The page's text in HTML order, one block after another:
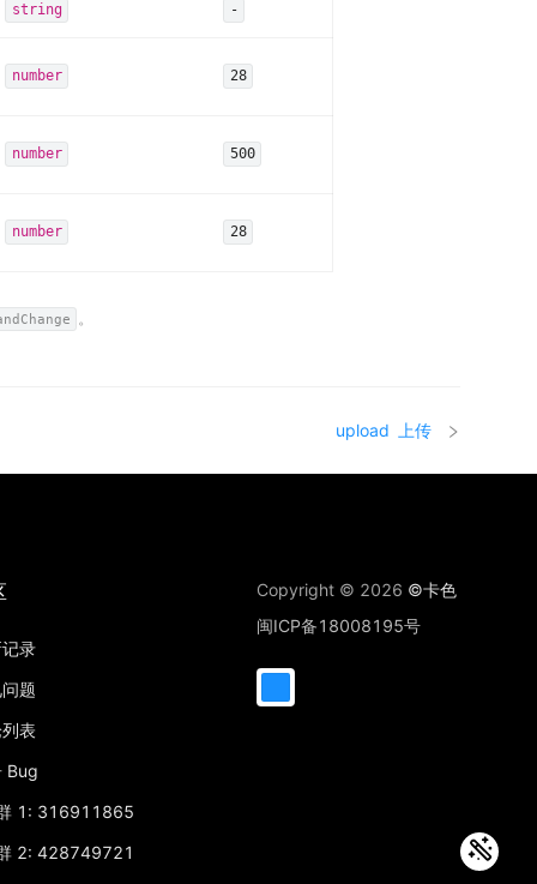
string -
number 28
number 500
number 28
。
upload 上传
录
题
表
Bug
1: 316911865
2: 428749721
Copyright © 2026 ©卡色
闽ICP备18008195号